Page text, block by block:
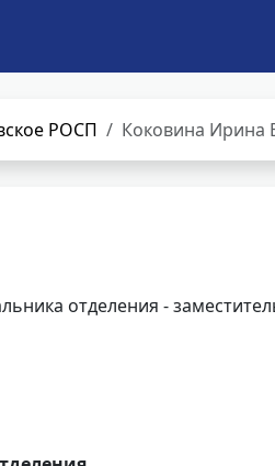
РОСП Коковина Ирина
отделения -